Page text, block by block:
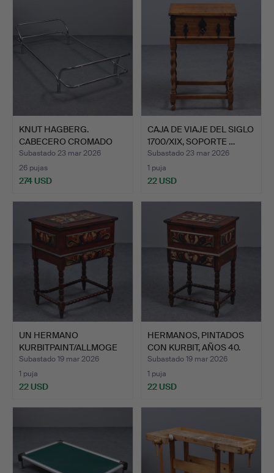
KNUT HAGBERG.
CABECERO CROMADO
«KROMVIK» I…
Subastado 23 mar 2026
26 pujas
274 USD
CAJA DE VIAJE DEL SIGLO
1700/XIX, SOPORTE …
Subastado 23 mar 2026
1 puja
22 USD
UN HERMANO
KURBITPAINT/ALLMOGE
DEL SIGLO X…
Subastado 19 mar 2026
1 puja
22 USD
HERMANOS, PINTADOS
CON KURBIT, AÑOS 40.
Subastado 19 mar 2026
1 puja
22 USD